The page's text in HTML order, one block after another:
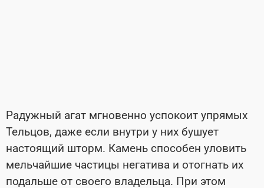
Радужный агат мгновенно успокоит упрямых
Тельцов, даже если внутри у них бушует
настоящий шторм. Камень способен уловить
мельчайшие частицы негатива и отогнать их
подальше от своего владельца. При этом